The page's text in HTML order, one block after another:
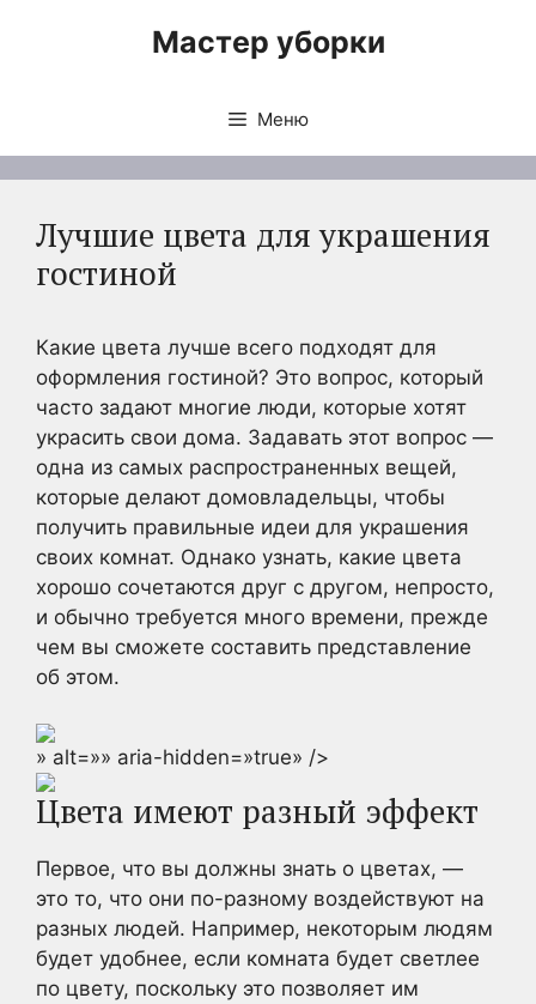
Мастер уборки
Меню
Лучшие цвета для украшения
гостиной
Какие цвета лучше всего подходят для
оформления гостиной? Это вопрос, который
часто задают многие люди, которые хотят
украсить свои дома. Задавать этот вопрос —
одна из самых распространенных вещей,
которые делают домовладельцы, чтобы
получить правильные идеи для украшения
своих комнат. Однако узнать, какие цвета
хорошо сочетаются друг с другом, непросто,
и обычно требуется много времени, прежде
чем вы сможете составить представление
об этом.
» alt=»» aria-hidden=»true» />
Цвета имеют разный эффект
Первое, что вы должны знать о цветах, —
это то, что они по-разному воздействуют на
разных людей. Например, некоторым людям
будет удобнее, если комната будет светлее
по цвету, поскольку это позволяет им